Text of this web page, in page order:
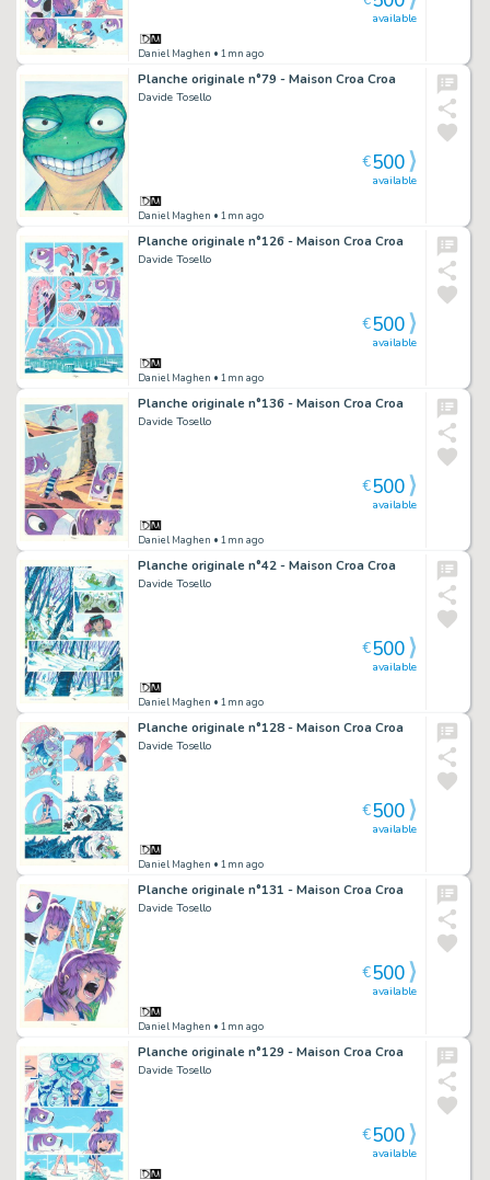
Daniel Maghen • 1mn ago
available
Planche originale n°79 - Maison Croa Croa
Davide Tosello
Daniel Maghen • 1mn ago
available
€500
Planche originale n°126 - Maison Croa Croa
Davide Tosello
Daniel Maghen • 1mn ago
available
€500
Planche originale n°136 - Maison Croa Croa
Davide Tosello
Daniel Maghen • 1mn ago
available
€500
Planche originale n°42 - Maison Croa Croa
Davide Tosello
Daniel Maghen • 1mn ago
available
€500
Planche originale n°128 - Maison Croa Croa
Davide Tosello
Daniel Maghen • 1mn ago
available
€500
Planche originale n°131 - Maison Croa Croa
Davide Tosello
Daniel Maghen • 1mn ago
available
€500
Planche originale n°129 - Maison Croa Croa
Davide Tosello
available
€500